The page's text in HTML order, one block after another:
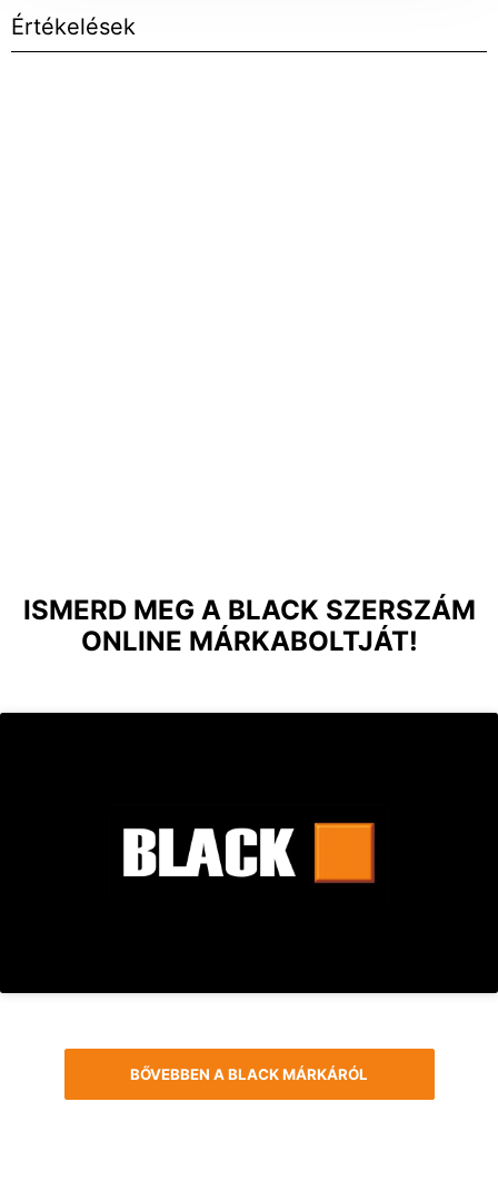
Értékelések
ISMERD MEG A BLACK SZERSZÁM
ONLINE MÁRKABOLTJÁT!
BŐVEBBEN A BLACK MÁRKÁRÓL